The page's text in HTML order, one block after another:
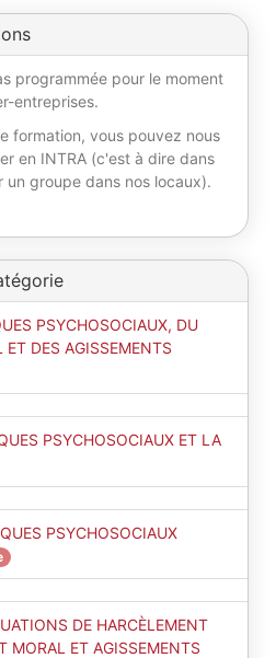
programmée pour le moment
entreprises.
formation, vous pouvez nous
en INTRA (c'est à dire dans
groupe dans nos locaux).
PSYCHOSOCIAUX, DU
ET DES AGISSEMENTS
PSYCHOSOCIAUX ET LA
PSYCHOSOCIAUX
DE HARCÈLEMENT
MORAL ET AGISSEMENTS